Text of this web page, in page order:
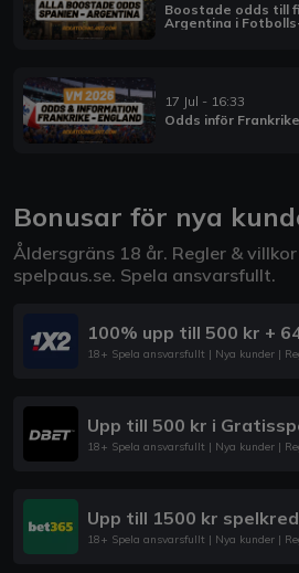
Boostade odds till
Argentina i
17 Jul - 16:33
Odds inför
Bonusar för nya
Åldersgräns 18 år. Regler &
spelpaus.se. Spela ansvarsfullt.
100% upp till 500 kr +
18+ Spela ansvarsfullt | Nya kunder |
Upp till 500 kr i
18+ Spela ansvarsfullt | Nya kunder |
Upp till 1500 kr
18+ Spela ansvarsfullt | Nya kunder |